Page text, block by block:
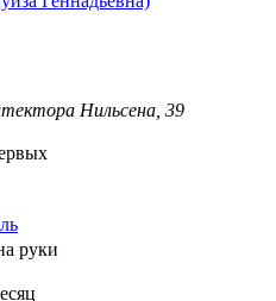
Нильсена, 39
руки